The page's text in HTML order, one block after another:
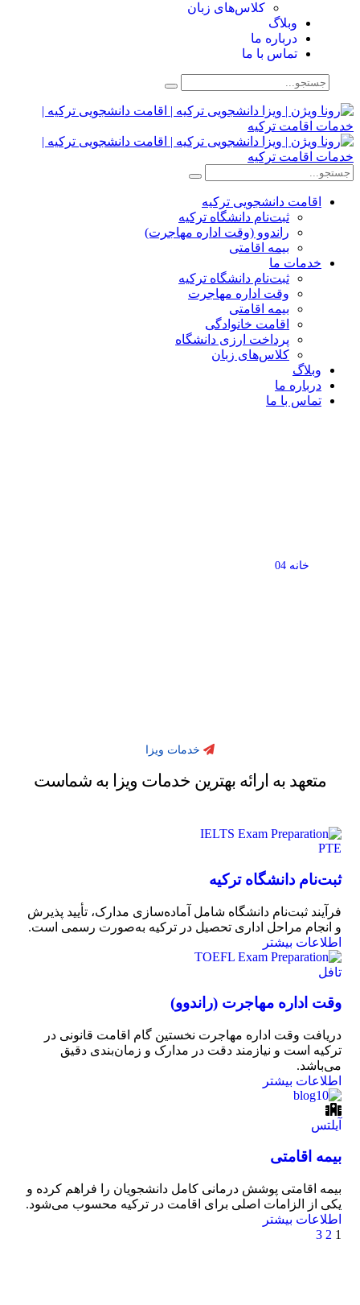
کلاس‌های زبان
وبلاگ
درباره ما
تماس با ما
اقامت دانشجویی ترکیه
ثبت‌نام دانشگاه ترکیه
راندوو (وقت اداره مهاجرت)
بیمه اقامتی
خدمات ما
ثبت‌نام دانشگاه ترکیه
وقت اداره مهاجرت
بیمه اقامتی
اقامت خانوادگی
پرداخت ارزی دانشگاه
کلاس‌های زبان
وبلاگ
درباره ما
تماس با ما
خانه 04
خدمات ویزا
متعهدبهارائهبهترینخدماتویزا بهشماست
PTE
ثبت‌نام دانشگاه ترکیه
فرآیند ثبت‌نام دانشگاه شامل آماده‌سازی مدارک، تأیید پذیرش
و انجام مراحل اداری تحصیل در ترکیه به‌صورت رسمی است.
اطلاعات بیشتر
تافل
وقت اداره مهاجرت (راندوو)
دریافت وقت اداره مهاجرت نخستین گام اقامت قانونی در
ترکیه است و نیازمند دقت در مدارک و زمان‌بندی دقیق
می‌باشد.
اطلاعات بیشتر
آیلتس
بیمه اقامتی
بیمه اقامتی پوشش درمانی کامل دانشجویان را فراهم کرده و
یکی از الزامات اصلی برای اقامت در ترکیه محسوب می‌شود.
اطلاعات بیشتر
2
3